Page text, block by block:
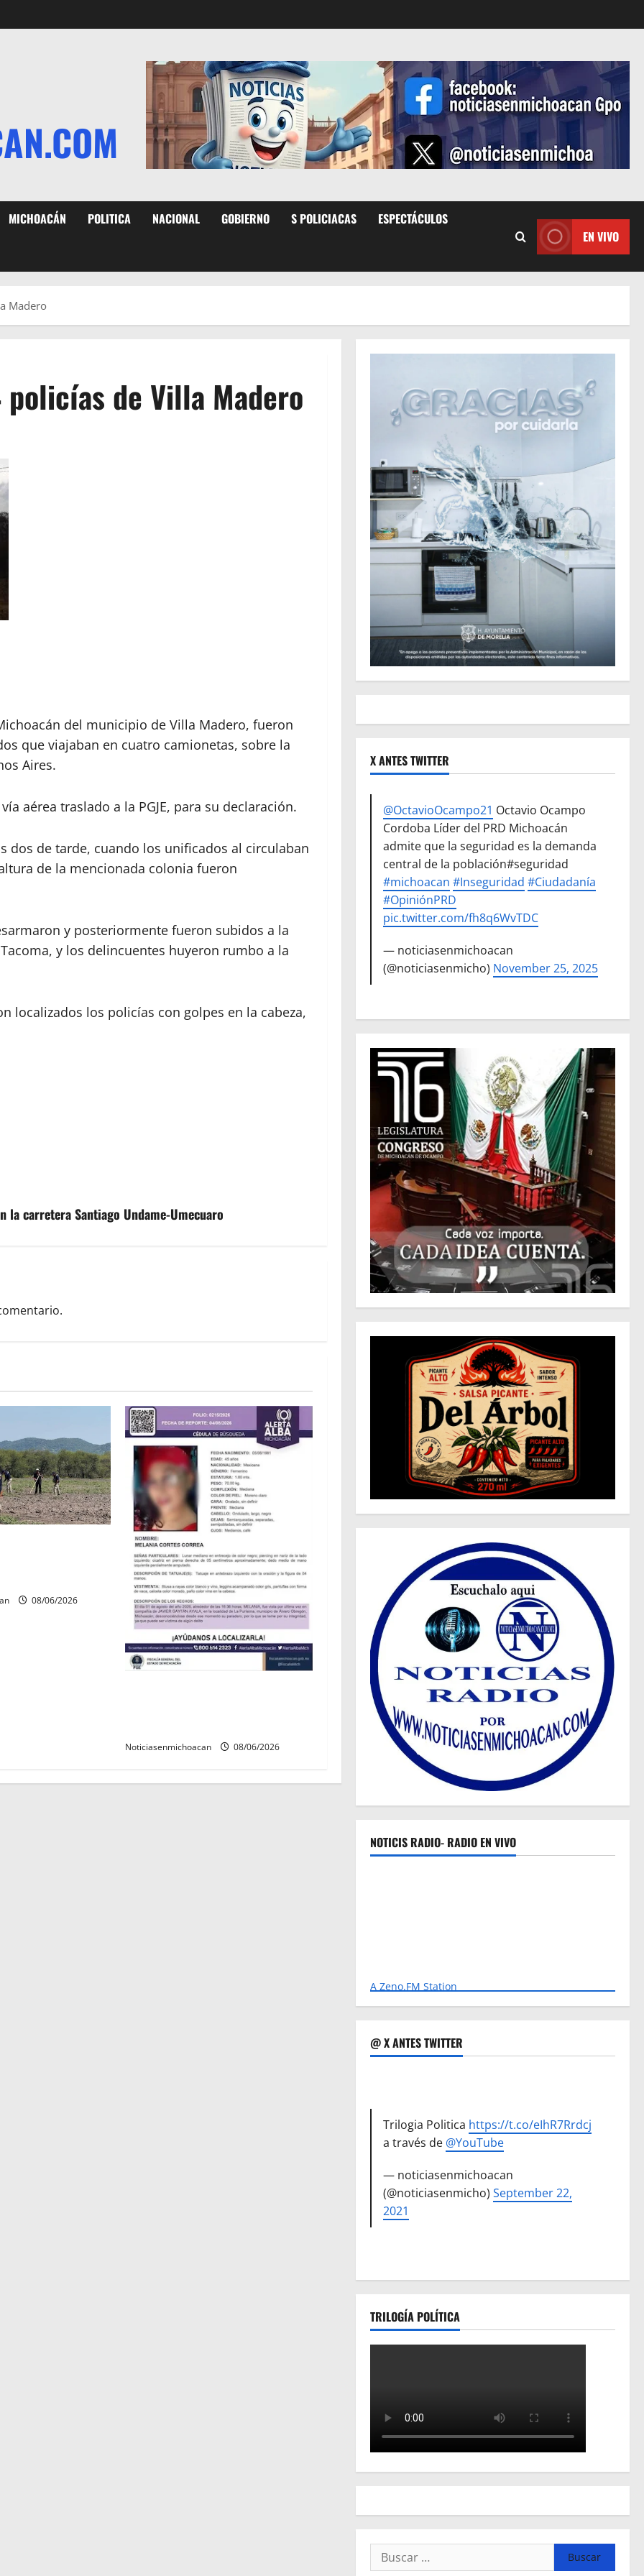
MICHOACÁN POLITICA NACIONAL GOBIERNO S POLICIACAS ESPECTÁCULOS
EN VIVO
Madero
de Villa Madero
del municipio de Villa Madero, fueron
que viajaban en cuatro camionetas, sobre la
Aires.
aérea traslado a la PGJE, para su declaración.
dos de tarde, cuando los unificados al circulaban
de la mencionada colonia fueron
y posteriormente fueron subidos a la
y los delincuentes huyeron rumbo a la
localizados los policías con golpes en la cabeza,
la carretera Santiago Undame-Umecuaro
08/06/2026
Noticiasenmichoacan 08/06/2026
X ANTES TWITTER
@OctavioOcampo21 Octavio Ocampo
Cordoba Líder del PRD Michoacán
admite que la seguridad es la demanda
central de la población#seguridad
#michoacan #Inseguridad #Ciudadanía
#OpiniónPRD
pic.twitter.com/fh8q6WvTDC
— noticiasenmichoacan
(@noticiasenmicho) November 25, 2025
NOTICIS RADIO- RADIO EN VIVO
A Zeno.FM Station
@ X ANTES TWITTER
Trilogia Politica https://t.co/eIhR7Rrdcj
a través de @YouTube
— noticiasenmichoacan
(@noticiasenmicho)September 22,
2021
TRILOGÍA POLÍTICA
Buscar: